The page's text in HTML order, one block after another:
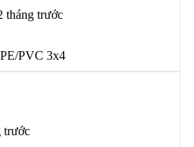
tháng trước
PVC 3x4
trước